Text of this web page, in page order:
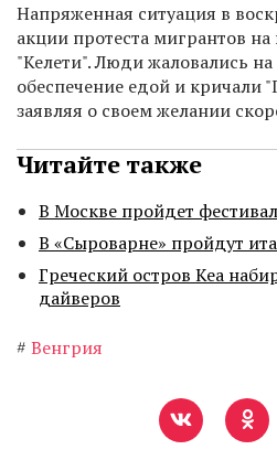
Напряженная ситуация в
акции протеста мигрантов
"Келети". Люди жаловались
обеспечение едой и кричали
заявляя о своем желании
Читайте также
В Москве пройдет
В «Сыроварне» пройдут
Греческий остров Кеа
дайверов
# Венгрия